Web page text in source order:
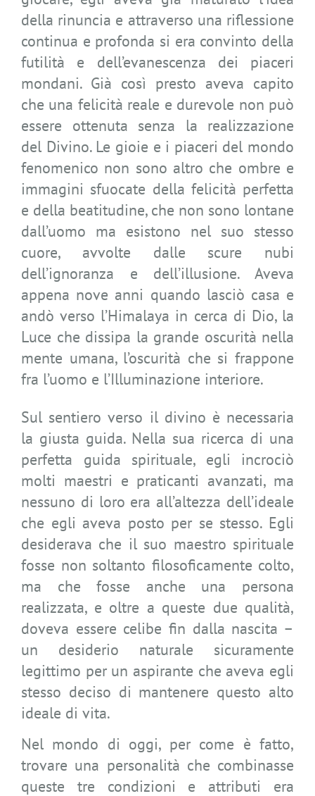
della rinuncia e attraverso una riflessione
continua e profonda si era convinto della
futilità e dell’evanescenza dei piaceri
mondani. Già così presto aveva capito
che una felicità reale e durevole non può
essere ottenuta senza la realizzazione
del Divino. Le gioie e i piaceri del mondo
fenomenico non sono altro che ombre e
immagini sfuocate della felicità perfetta
e della beatitudine, che non sono lontane
dall’uomo ma esistono nel suo stesso
cuore, avvolte dalle scure nubi
dell’ignoranza e dell’illusione. Aveva
appena nove anni quando lasciò casa e
andò verso l’Himalaya in cerca di Dio, la
Luce che dissipa la grande oscurità nella
mente umana, l’oscurità che si frappone
fra l’uomo e l’Illuminazione interiore.
Sul sentiero verso il divino è necessaria
la giusta guida. Nella sua ricerca di una
perfetta guida spirituale, egli incrociò
molti maestri e praticanti avanzati, ma
nessuno di loro era all’altezza dell’ideale
che egli aveva posto per se stesso. Egli
desiderava che il suo maestro spirituale
fosse non soltanto filosoficamente colto,
ma che fosse anche una persona
realizzata, e oltre a queste due qualità,
doveva essere celibe fin dalla nascita –
un desiderio naturale sicuramente
legittimo per un aspirante che aveva egli
stesso deciso di mantenere questo alto
ideale di vita.
Nel mondo di oggi, per come è fatto,
trovare una personalità che combinasse
queste tre condizioni e attributi era